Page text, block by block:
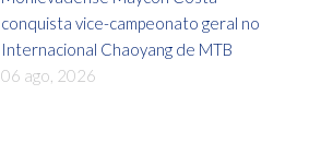
conquista vice-campeonato geral no
Internacional Chaoyang de MTB
06 ago, 2026